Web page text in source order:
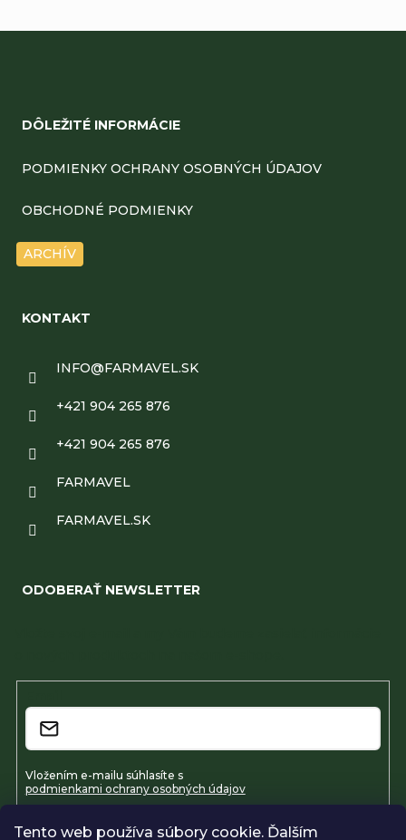
Tento web používa súbory cookie. Ďalším
DÔLEŽITÉ INFORMÁCIE
PODMIENKY OCHRANY OSOBNÝCH ÚDAJOV
OBCHODNÉ PODMIENKY
ARCHÍV
KONTAKT
INFO@FARMAVEL.SK
+421 904 265 876
+421 904 265 876
FARMAVEL
FARMAVEL.SK
ODOBERAŤ NEWSLETTER
Vložením e-mailu súhlasíte s
podmienkami ochrany osobných údajov
Prihlásiť sa